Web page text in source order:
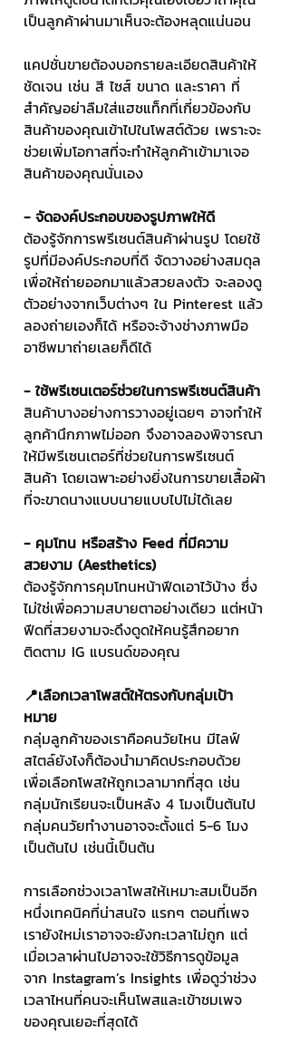
เป็นลูกค้าผ่านมาเห็นจะต้องหลุดแน่นอน
แคปชั่นขายต้องบอกรายละเอียดสินค้าให้
ชัดเจน เช่น สี ไซส์ ขนาด และราคา ที่
สำคัญอย่าลืมใส่แฮชแท็กที่เกี่ยวข้องกับ
สินค้าของคุณเข้าไปในโพสต์ด้วย เพราะจะ
ช่วยเพิ่มโอกาสที่จะทำให้ลูกค้าเข้ามาเจอ
สินค้าของคุณนั่นเอง
- จัดองค์ประกอบของรูปภาพให้ดี
ต้องรู้จักการพรีเซนต์สินค้าผ่านรูป โดยใช้
รูปที่มีองค์ประกอบที่ดี จัดวางอย่างสมดุล
เพื่อให้ถ่ายออกมาแล้วสวยลงตัว จะลองดู
ตัวอย่างจากเว็บต่างๆ ใน Pinterest แล้ว
ลองถ่ายเองก็ได้ หรือจะจ้างช่างภาพมือ
อาชีพมาถ่ายเลยก็ดีได้
- ใช้พรีเซนเตอร์ช่วยในการพรีเซนต์สินค้า
สินค้าบางอย่างการวางอยู่เฉยๆ อาจทำให้
ลูกค้านึกภาพไม่ออก จึงอาจลองพิจารณา
ให้มีพรีเซนเตอร์ที่ช่วยในการพรีเซนต์
สินค้า โดยเฉพาะอย่างยิ่งในการขายเสื้อผ้า
ที่จะขาดนางแบบนายแบบไปไม่ได้เลย
- คุมโทน หรือสร้าง Feed ที่มีความ
สวยงาม (Aesthetics)
ต้องรู้จักการคุมโทนหน้าฟีดเอาไว้บ้าง ซึ่ง
ไม่ใช่เพื่อความสบายตาอย่างเดียว แต่หน้า
ฟีดที่สวยงามจะดึงดูดให้คนรู้สึกอยาก
ติดตาม IG แบรนด์ของคุณ
📍เลือกเวลาโพสต์ให้ตรงกับกลุ่มเป้า
หมาย
กลุ่มลูกค้าของเราคือคนวัยไหน มีไลฟ์
สไตล์ยังไงก็ต้องนำมาคิดประกอบด้วย
เพื่อเลือกโพสให้ถูกเวลามากที่สุด เช่น
กลุ่มนักเรียนจะเป็นหลัง 4 โมงเป็นต้นไป
กลุ่มคนวัยทำงานอาจจะตั้งแต่ 5-6 โมง
เป็นต้นไป เช่นนี้เป็นต้น
การเลือกช่วงเวลาโพสให้เหมาะสมเป็นอีก
หนึ่งเทคนิคที่น่าสนใจ แรกๆ ตอนที่เพจ
เรายังใหม่เราอาจจะยังกะเวลาไม่ถูก แต่
เมื่อเวลาผ่านไปอาจจะใช้วิธีการดูข้อมูล
จาก Instagram’s Insights เพื่อดูว่าช่วง
เวลาไหนที่คนจะเห็นโพสและเข้าชมเพจ
ของคุณเยอะที่สุดได้